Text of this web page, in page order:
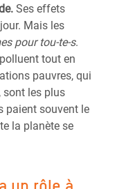
Ses effets
Mais les
pour tou-te-s.
tout en
pauvres, qui
sont les plus
paient souvent le
la planète se